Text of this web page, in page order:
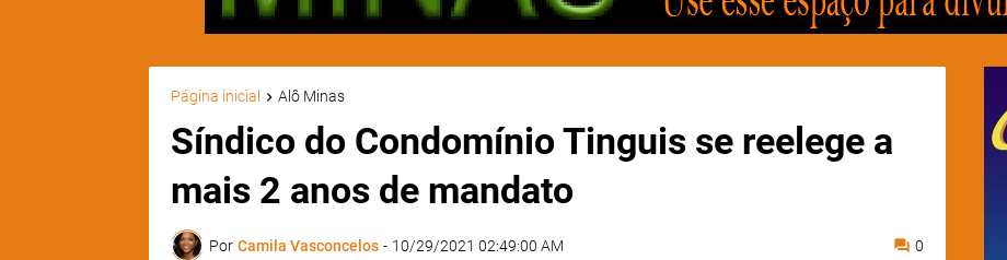
Página inicial Alô Minas
Síndico do Condomínio Tinguis se reelege a
mais 2 anos de mandato
Por Camila Vasconcelos - 10/29/2021 02:49:00 AM 0